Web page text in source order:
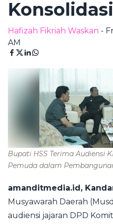
Hafizah Fikriah Waskan -
AM
Bupati HSS Terima Audiensi
Pemuda dalam
amanditmedia.id,
Musyawarah Daerah
audiensi jajaran DPD